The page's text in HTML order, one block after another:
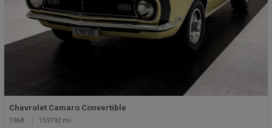
Chevrolet Camaro Convertible
1968 159192 mi